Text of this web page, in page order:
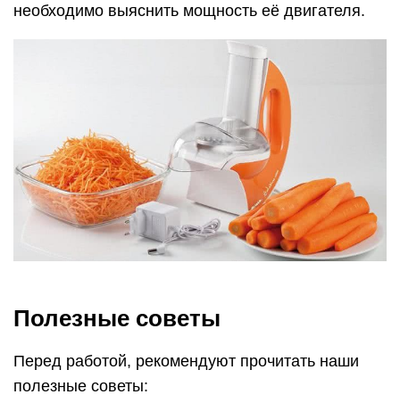
необходимо выяснить мощность её двигателя.
Полезные советы
Перед работой, рекомендуют прочитать наши
полезные советы: